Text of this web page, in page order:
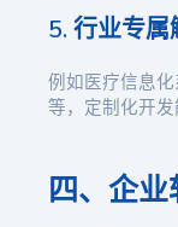
5. 行业专
例如医疗信息
等，定制化开发
四、企